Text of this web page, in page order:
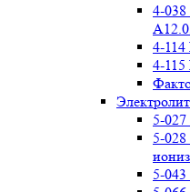
4-
4-
4-
5-
5-
5-